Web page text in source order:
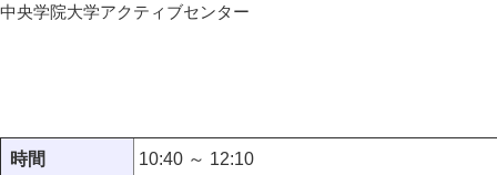
中央学院大学アクティブセンター
時間 10:40 ～ 12:10